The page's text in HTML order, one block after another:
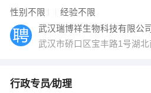
快递员
收银员
性别不限 经验不限
武汉瑞博祥生物科技有限公司
武汉市硚口区宝丰路1号湖
行政专员∕助理